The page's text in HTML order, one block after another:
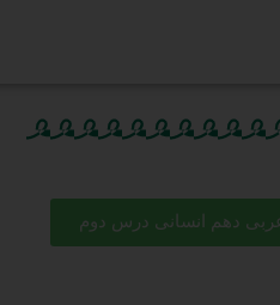
دهم انسانی درس دوم